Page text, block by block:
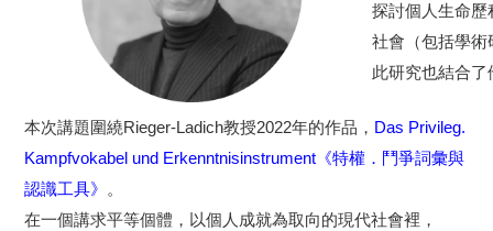
探討個人生命
社會（包括學術
此研究也結合
本次講題圍繞Rieger-Ladich教授2022年的作品， Das Privileg.
Kampfvokabel und Erkenntnisinstrument《特權．鬥爭詞彙與
認識工具》 。
在一個講求平等個體，以個人成就為取向的現代社會裡，